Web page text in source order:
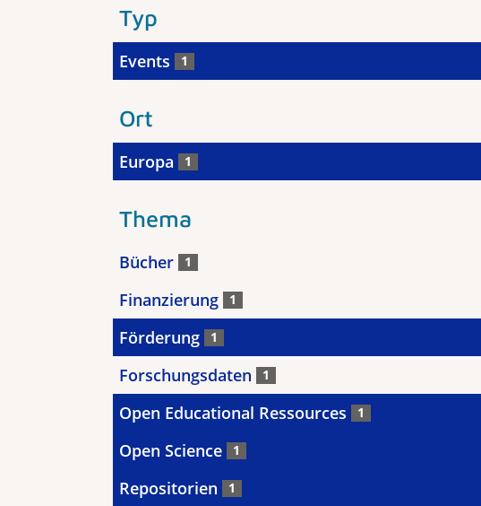
Typ
Events 1
Ort
Europa 1
Thema
Bücher 1
Finanzierung 1
Förderung 1
Forschungsdaten 1
Open Educational Ressources 1
Open Science 1
Repositorien 1